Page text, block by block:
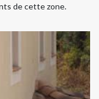
de cette zone.